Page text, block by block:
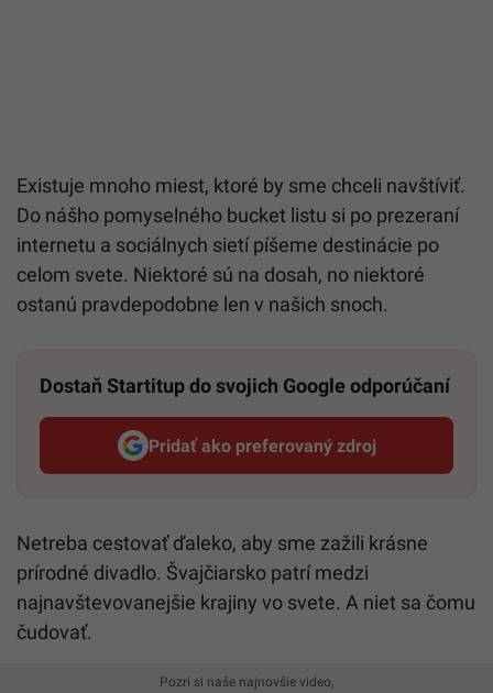
Existuje mnoho miest, ktoré by sme chceli navštíviť.
Do nášho pomyselného bucket listu si po prezeraní
internetu a sociálnych sietí píšeme destinácie po
celom svete. Niektoré sú na dosah, no niektoré
ostanú pravdepodobne len v našich snoch.
Dostaň Startitup do svojich Google odporúčaní
Pridať ako preferovaný zdroj
Startitup, odkaz sa otvorí v
Netreba cestovať ďaleko, aby sme zažili krásne
prírodné divadlo. Švajčiarsko patrí medzi
najnavštevovanejšie krajiny vo svete. A niet sa čomu
čudovať.
Pozri si naše najnovšie video,